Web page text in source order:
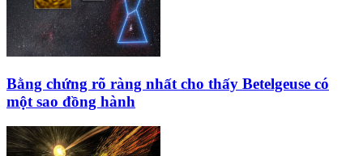
Bằng chứng rõ ràng nhất cho thấy Betelgeuse có
một sao đồng hành